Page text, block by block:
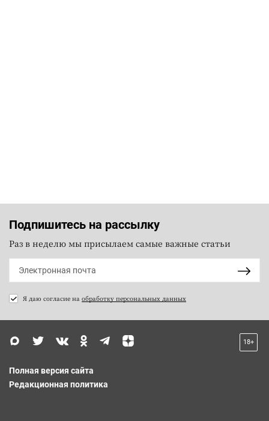
Подпишитесь на рассылку
Раз в неделю мы присылаем самые важные статьи
Я даю согласие на обработку персональных данных
18+
Полная версия сайта
Редакционная политика